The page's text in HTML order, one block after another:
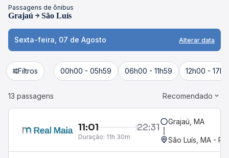
Passagens de ônibus
Grajaú São Luís
Sexta-feira, 07 de Agosto Alterar data
Filtros 00h00 - 05h59 06h00 - 11h59 12h00 -
13 passagens Recomendado
11:01 22:31
Duração: 11h 30m
Grajaú, MA
São Luís, MA -